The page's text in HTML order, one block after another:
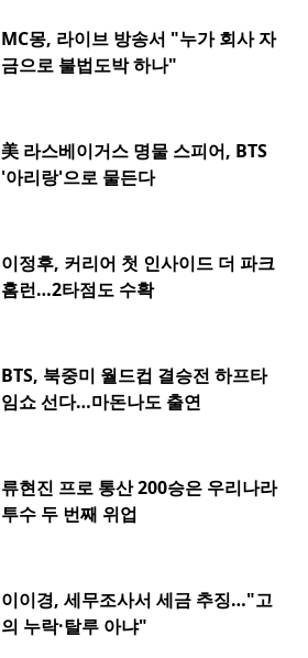
MC몽, 라이브 방송서 "누가 회사 자
금으로 불법도박 하나"
美 라스베이거스 명물 스피어, BTS
'아리랑'으로 물든다
이정후, 커리어 첫 인사이드 더 파크
홈런…2타점도 수확
BTS, 북중미 월드컵 결승전 하프타
임쇼 선다…마돈나도 출연
류현진 프로 통산 200승은 우리나라
투수 두 번째 위업
이이경, 세무조사서 세금 추징…"고
의 누락·탈루 아냐"